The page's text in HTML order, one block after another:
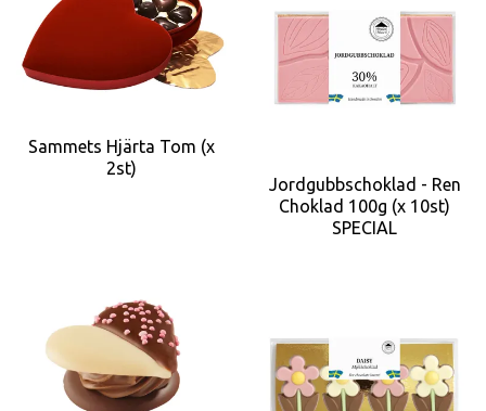
Sammets Hjärta Tom (x
2st)
Jordgubbschoklad - Ren
Choklad 100g (x 10st)
SPECIAL